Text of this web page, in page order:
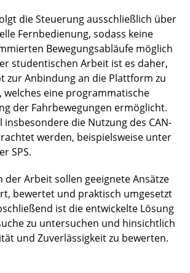
die Steuerung ausschließlich über
Fernbedienung, sodass keine
Bewegungsabläufe möglich
studentischen Arbeit ist es daher,
zur Anbindung an die Plattform zu
welches eine programmatische
der Fahrbewegungen ermöglicht.
insbesondere die Nutzung des CAN-
werden, beispielsweise unter
SPS.
der Arbeit sollen geeignete Ansätze
bewertet und praktisch umgesetzt
ist die entwickelte Lösung
zu untersuchen und hinsichtlich
und Zuverlässigkeit zu bewerten.